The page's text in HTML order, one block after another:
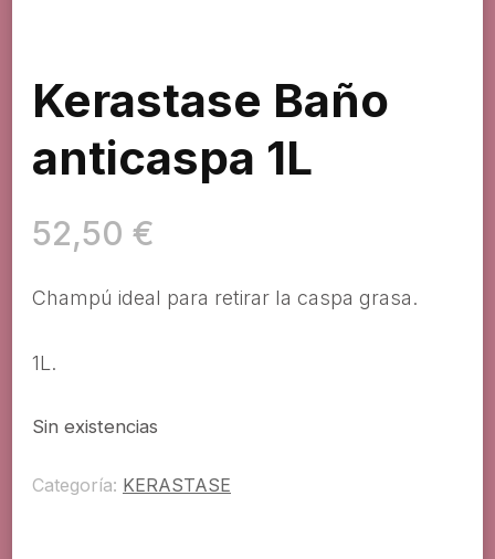
Kerastase Baño
anticaspa 1L
52,50 €
Champú ideal para retirar la caspa grasa.
1L.
Sin existencias
Categoría: KERASTASE